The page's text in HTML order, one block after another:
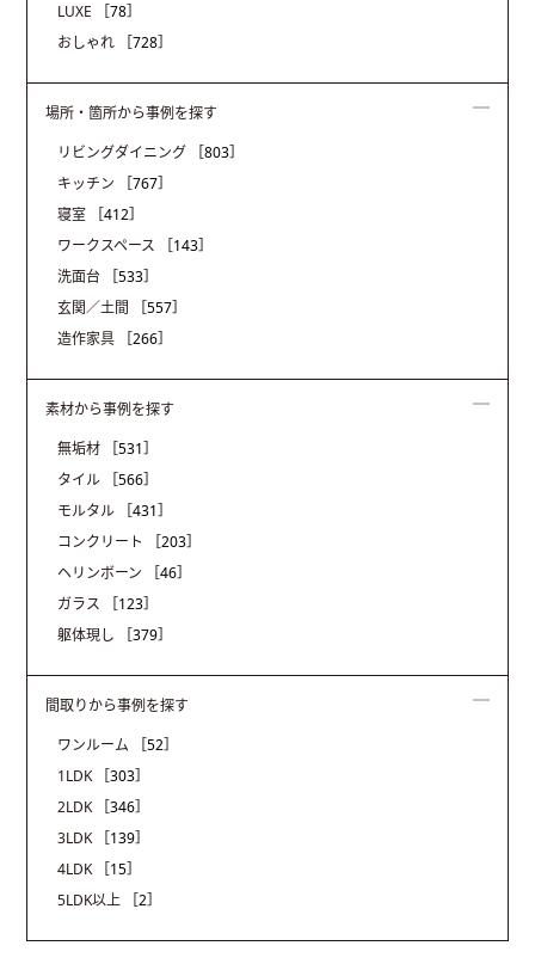
LUXE
［78］
おしゃれ
［728］
場所・箇所から事例を探す
リビングダイニング
［803］
キッチン
［767］
寝室
［412］
ワークスペース
［143］
洗面台
［533］
玄関／土間
［557］
造作家具
［266］
素材から事例を探す
無垢材
［531］
タイル
［566］
モルタル
［431］
コンクリート
［203］
ヘリンボーン
［46］
ガラス
［123］
躯体現し
［379］
間取りから事例を探す
ワンルーム
［52］
1LDK
［303］
2LDK
［346］
3LDK
［139］
4LDK
［15］
5LDK以上
［2］